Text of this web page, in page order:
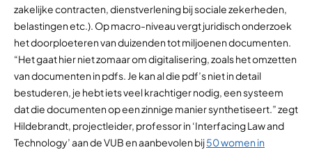
zakelijke contracten, dienstverlening bij sociale zekerheden,
belastingen etc.). Op macro-niveau vergt juridisch onderzoek
het doorploeteren van duizenden tot miljoenen documenten.
“Het gaat hier niet zomaar om digitalisering, zoals het omzetten
van documenten in pdfs. Je kan al die pdf’s niet in detail
bestuderen, je hebt iets veel krachtiger nodig, een systeem
dat die documenten op een zinnige manier synthetiseert.” zegt
Hildebrandt, projectleider, professor in ‘Interfacing Law and
Technology’ aan de VUB en aanbevolen bij50 women in